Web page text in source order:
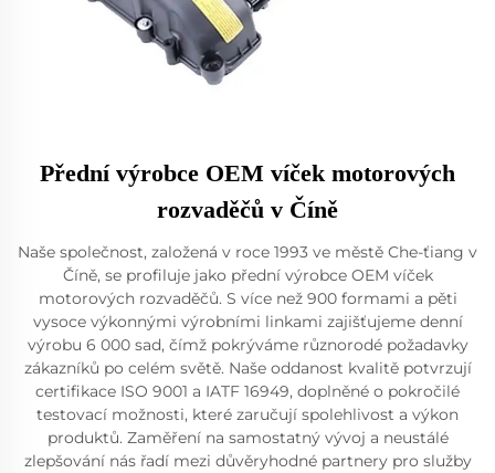
Přední výrobce OEM víček motorových
rozvaděčů v Číně
Naše společnost, založená v roce 1993 ve městě Che-ťiang v
Číně, se profiluje jako přední výrobce OEM víček
motorových rozvaděčů. S více než 900 formami a pěti
vysoce výkonnými výrobními linkami zajišťujeme denní
výrobu 6 000 sad, čímž pokrýváme různorodé požadavky
zákazníků po celém světě. Naše oddanost kvalitě potvrzují
certifikace ISO 9001 a IATF 16949, doplněné o pokročilé
testovací možnosti, které zaručují spolehlivost a výkon
produktů. Zaměření na samostatný vývoj a neustálé
zlepšování nás řadí mezi důvěryhodné partnery pro služby